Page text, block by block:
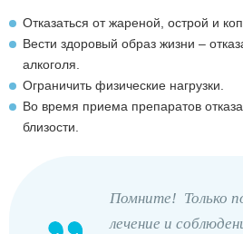
Отказаться от жареной, острой и
Вести здоровый образ жизни –
алкоголя.
Ограничить физические нагрузки.
Во время приема препаратов
близости.
Помните! Только
лечение и